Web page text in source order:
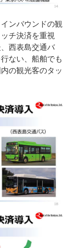
ンバウンドの観
チ決済を重視
西表島交通バ
ない、船舶でも
の観光客のタッ